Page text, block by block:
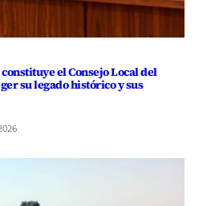
el Consejo Local del
su legado histórico y sus